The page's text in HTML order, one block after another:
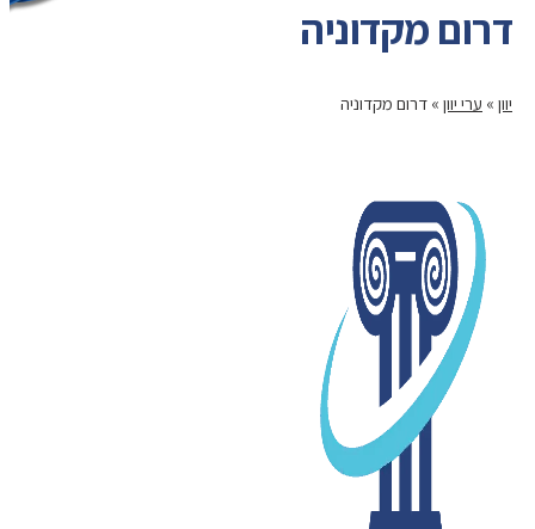
דרום מקדוניה
יוון » ערי יוון » דרום מקדוניה